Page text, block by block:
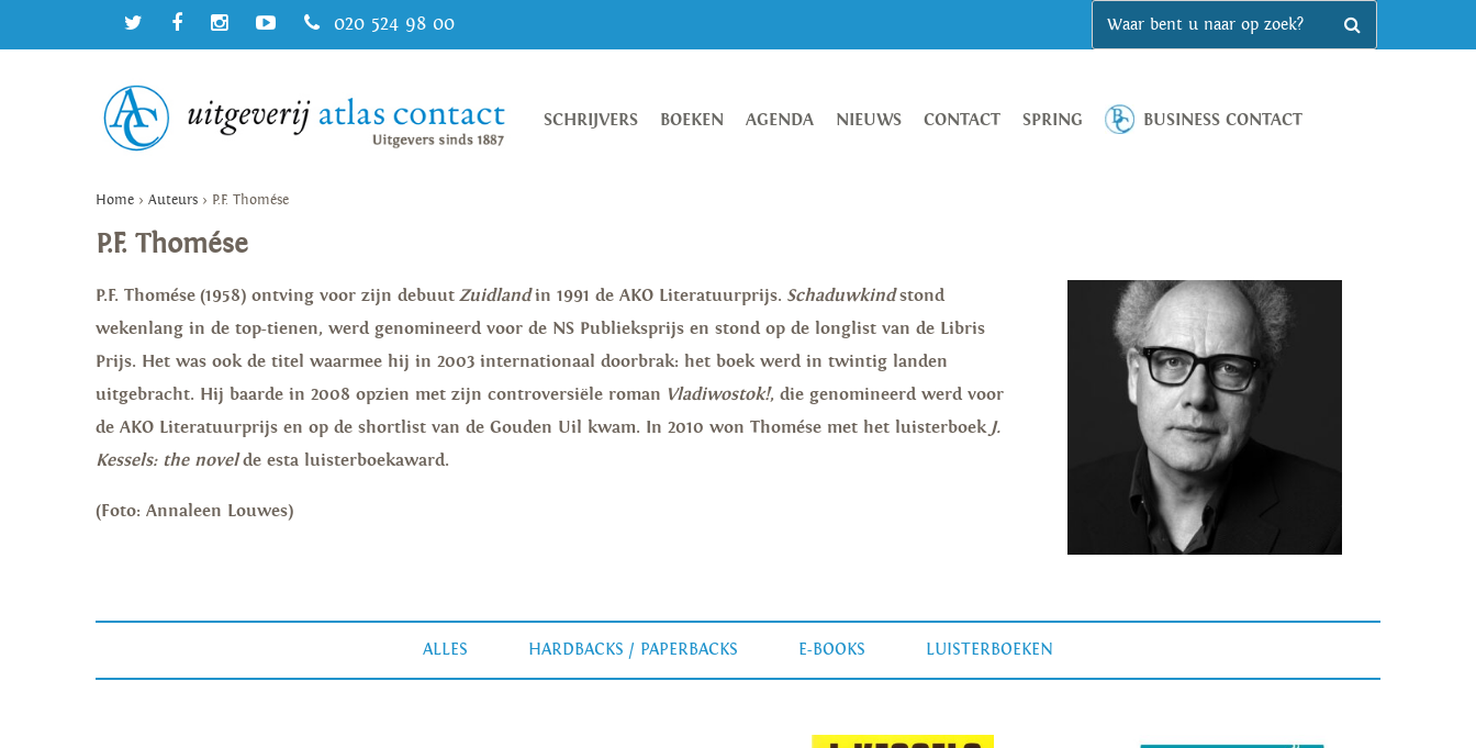
020 524 98 00
SCHRIJVERS BOEKEN AGENDA NIEUWS CONTACT SPRING BUSINESS CONTACT
Home > Auteurs > P.F. Thomése
P.F. Thomése
P.F. Thomése (1958) ontving voor zijn debuut Zuidlandin 1991 de AKO Literatuurprijs. Schaduwkindstond
wekenlang in de top-tienen, werd genomineerd voor de NS Publieksprijs en stond op de longlist van de Libris
Prijs. Het was ook de titel waarmee hij in 2003 internationaal doorbrak: het boek werd in twintig landen
uitgebracht. Hij baarde in 2008 opzien met zijn controversiële roman Vladiwostok!, die genomineerd werd voor
de AKO Literatuurprijs en op de shortlist van de Gouden Uil kwam. In 2010 won Thomése met het luisterboek J.
Kessels: the novelde esta luisterboekaward.
(Foto: Annaleen Louwes)
ALLES HARDBACKS / PAPERBACKS E-BOOKS LUISTERBOEKEN